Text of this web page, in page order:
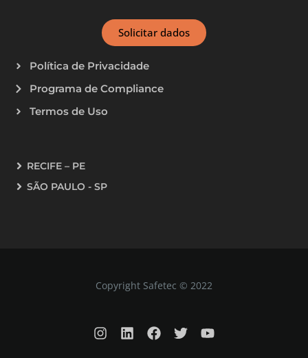
Solicitar dados
Política de Privacidade
Programa de Compliance
Termos de Uso
RECIFE – PE
SÃO PAULO - SP
Copyright Safetec © 2022